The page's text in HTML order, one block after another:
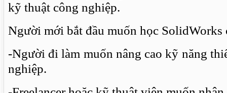
kỹ thuật công nghiệp.
Người mới bắt đầu muốn học
-Người đi làm muốn nâng cao kỹ năng
nghiệp.